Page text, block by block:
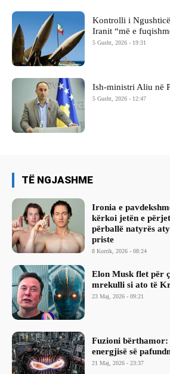
Kontrolli i
Iranit “më e
5 Gusht, 2026 - 19:31
Ish-ministri ​Aliu në
5 Gusht, 2026 - 12:47
TË NGJASHME
Ironia e
kërkoi jetën e
përballë natyrës
priste
8 Korrik, 2026 - 08:24
Elon Musk flet për
mrekulli si ato të
23 Maj, 2026 - 09:21
Fuzioni
energjisë së
21 Maj, 2026 - 23:37